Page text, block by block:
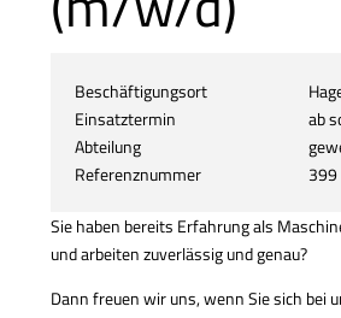
Beschäftigungsort
Einsatztermin
ab
Abteilung
Referenznummer
399
Sie haben bereits Erfahrung als
und arbeiten zuverlässig und genau?
Dann freuen wir uns, wenn Sie sich bei